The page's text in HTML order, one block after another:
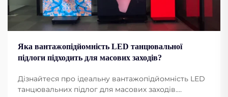
Яка вантажопідйомність LED танцювальної
підлоги підходить для масових заходів?
Дізнайтеся про ідеальну вантажопідйомність LED
танцювальних підлог для масових заходів.